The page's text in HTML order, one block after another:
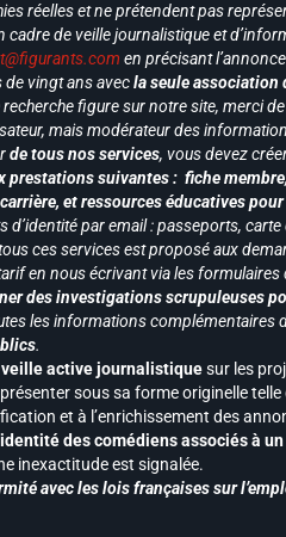
réelles et ne prétendent pas
cadre de veille journalistique et
en précisant
vingt ans avecla seule association
figure sur notre site, merci
mais modérateur des
de tous nos services, vous devez
prestations suivantes : fiche
et ressources éducatives
d’identité par email : passeports,
ces services est proposé aux
en nous écrivant via les
des investigations scrupuleuses
les informations complémentaires
.
veille active journalistiquesur les
sous sa forme originelle
et à l’enrichissement des
des comédiens associés à
inexactitude est signalée.
avec les lois françaises sur